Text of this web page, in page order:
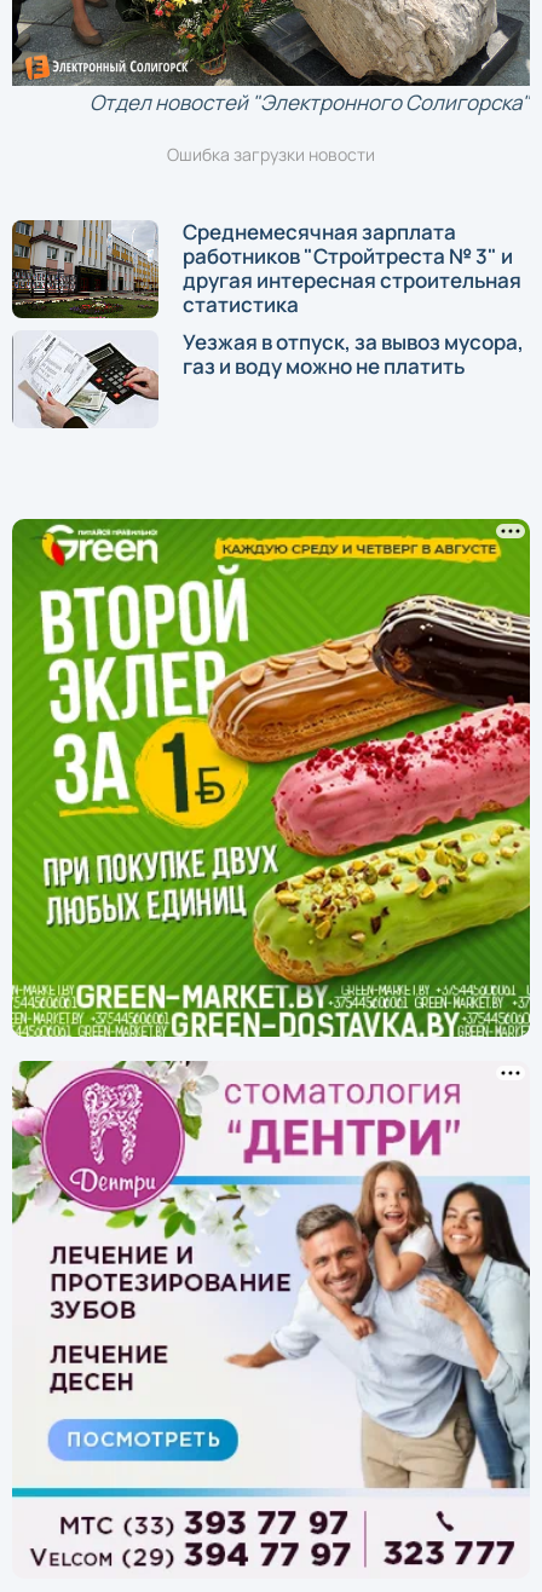
Отдел новостей "Электронного Солигорска"
Ошибка загрузки новости
Среднемесячная зарплата
работников "Стройтреста № 3" и
другая интересная строительная
статистика
Уезжая в отпуск, за вывоз мусора,
газ и воду можно не платить